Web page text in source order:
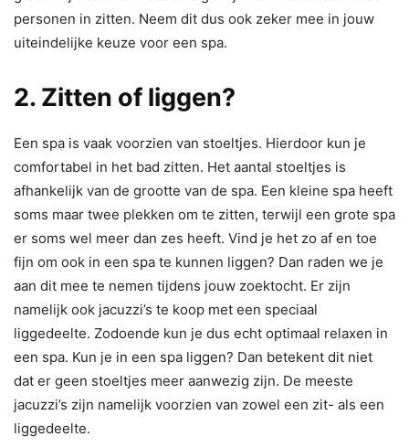
personen in zitten. Neem dit dus ook zeker mee in jouw
uiteindelijke keuze voor een spa.
2. Zitten of liggen?
Een spa is vaak voorzien van stoeltjes. Hierdoor kun je
comfortabel in het bad zitten. Het aantal stoeltjes is
afhankelijk van de grootte van de spa. Een kleine spa heeft
soms maar twee plekken om te zitten, terwijl een grote spa
er soms wel meer dan zes heeft. Vind je het zo af en toe
fijn om ook in een spa te kunnen liggen? Dan raden we je
aan dit mee te nemen tijdens jouw zoektocht. Er zijn
namelijk ook jacuzzi’s te koop met een speciaal
liggedeelte. Zodoende kun je dus echt optimaal relaxen in
een spa. Kun je in een spa liggen? Dan betekent dit niet
dat er geen stoeltjes meer aanwezig zijn. De meeste
jacuzzi’s zijn namelijk voorzien van zowel een zit- als een
liggedeelte.